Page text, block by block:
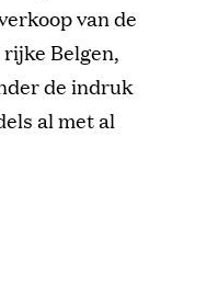
van de
Belgen,
de indruk
al met al